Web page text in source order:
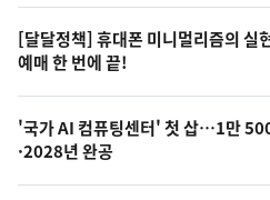
오
늘
의
사
진
[달달정책] 휴대폰 미니멀리즘의 실
예매 한 번에 끝!
'국가 AI 컴퓨팅센터' 첫 삽…1만
·2028년 완공